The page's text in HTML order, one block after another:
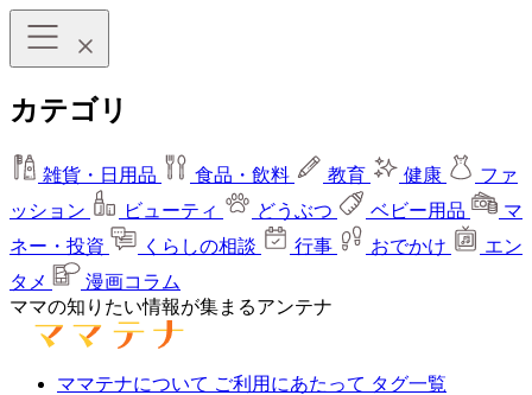
カテゴリ
雑貨・日用品 食品・飲料 教育 健康
ファ
ッション
ビューティ どうぶつ ベビー用品
マ
ネー・投資
くらしの相談 行事 おでかけ
エン
タメ
漫画コラム
ママの知りたい情報が集まるアンテナ
ママテナについて ご利用にあたって タグ一覧